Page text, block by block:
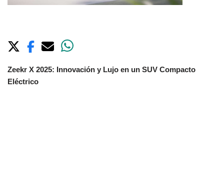
Zeekr X 2025: Innovación y Lujo en un SUV Compacto
Eléctrico